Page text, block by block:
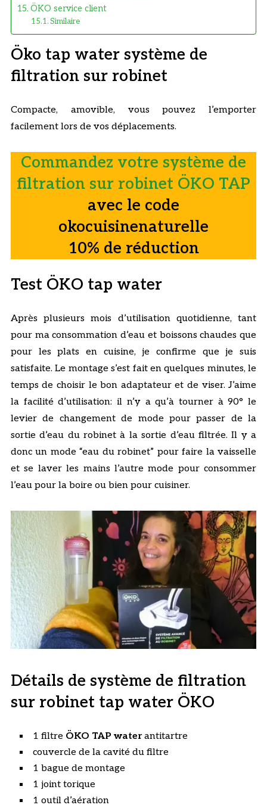
ÖKO service client
Similaire
Öko tap water système de
filtration sur robinet
Compacte, amovible, vous pouvez l’emporter
facilement lors de vos déplacements.
Commandez votre système de
filtration sur robinet ÖKO TAP
avec le code
okocuisinenaturelle
10% de réduction
Test ÖKO tap water
Après plusieurs mois d’utilisation quotidienne, tant
pour ma consommation d’eau et boissons chaudes que
pour les plats en cuisine, je confirme que je suis
satisfaite. Le montage s’est fait en quelques minutes, le
temps de choisir le bon adaptateur et de viser. J’aime
la facilité d’utilisation: il n’y a qu’à tourner à 90° le
levier de changement de mode pour passer de la
sortie d’eau du robinet à la sortie d’eau filtrée. Il y a
donc un mode “eau du robinet” pour faire la vaisselle
et se laver les mains l’autre mode pour consommer
l’eau pour la boire ou bien pour cuisiner.
Détails de système de filtration
sur robinet tap water ÖKO
1 filtre ÖKO TAP waterantitartre
couvercle de la cavité du filtre
1 bague de montage
1 joint torique
1 outil d’aération